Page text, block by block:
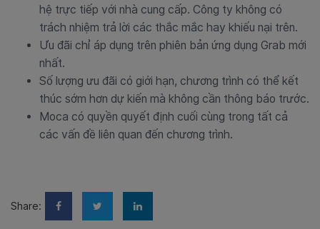
hệ trực tiếp với nhà cung cấp. Công ty không có
trách nhiệm trả lời các thắc mắc hay khiếu nại trên.
Ưu đãi chỉ áp dụng trên phiên bản ứng dụng Grab mới
nhất.
Số lượng ưu đãi có giới hạn, chương trình có thể kết
thúc sớm hơn dự kiến mà không cần thông báo trước.
Moca có quyền quyết định cuối cùng trong tất cả
các vấn đề liên quan đến chương trình.
Share: